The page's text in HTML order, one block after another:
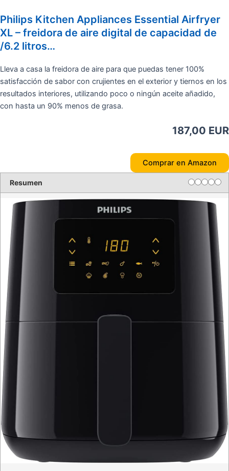
Philips Kitchen Appliances Essential Airfryer
XL – freidora de aire digital de capacidad de
/6.2 litros…
Lleva a casa la freidora de aire para que puedas tener 100%
satisfacción de sabor con crujientes en el exterior y tiernos en los
resultados interiores, utilizando poco o ningún aceite añadido,
con hasta un 90% menos de grasa.
187,00 EUR
Comprar en Amazon
Resumen